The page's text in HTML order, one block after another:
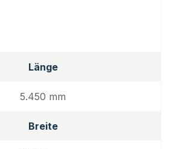
Länge
5.450 mm
Breite